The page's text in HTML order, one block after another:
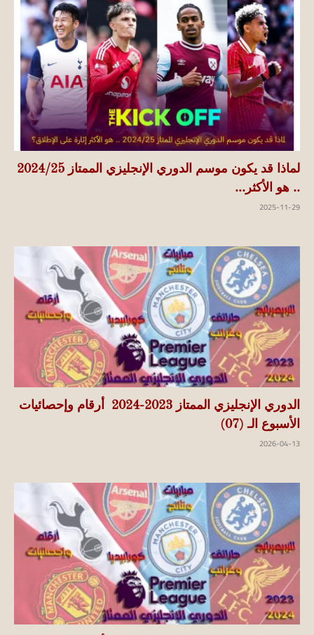
لماذا قد يكون موسم الدوري الإنجليزي الممتاز 2024/25
.. هو الأكثر...
2025-11-29
الدوري الإنجليزي الممتاز 2023-2024 أرقام وإحصائيات
الأسبوع الـ (07)
2026-04-13